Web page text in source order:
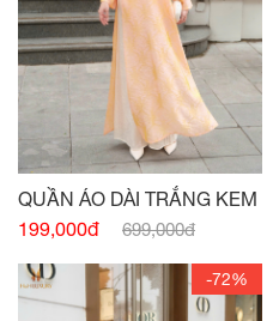
QUẦN ÁO DÀI TRẮNG KEM
199,000đ
699,000đ
-72%